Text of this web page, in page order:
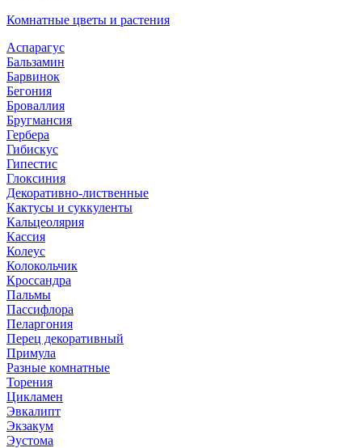
Комнатные цветы и растения
Аспарагус
Бальзамин
Барвинок
Бегония
Броваллия
Бругмансия
Гербера
Гибискус
Гипестис
Глоксиния
Декоративно-лиственные
Кактусы и суккуленты
Кальцеолярия
Кассия
Колеус
Колокольчик
Кроссандра
Пальмы
Пассифлора
Пеларгония
Перец декоративный
Примула
Разные комнатные
Торения
Цикламен
Эвкалипт
Экзакум
Эустома